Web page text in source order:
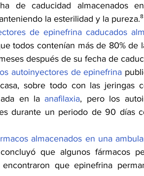
de caducidad almacenados
la esterilidad y la pureza.⁸
de epinefrina caducados
todos contenían más de 80% de
después de su fecha de
autoinyectores de epinefrina
sobre todo con las jeringas
en la anafilaxia, pero los
durante un periodo de 90 días
almacenados en una
que algunos fármacos
que epinefrina